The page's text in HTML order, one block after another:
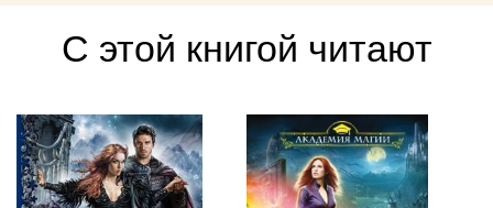
С этой книгой читают